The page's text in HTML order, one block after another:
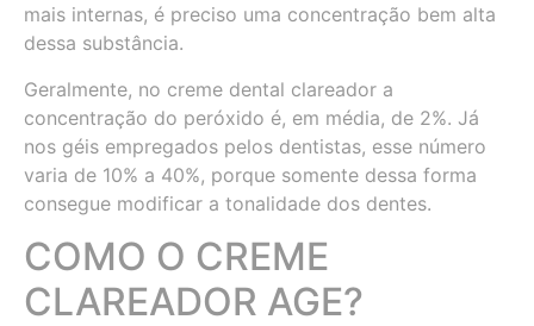
mais internas, é preciso uma concentração bem alta
dessa substância.
Geralmente, no creme dental clareador a
concentração do peróxido é, em média, de 2%. Já
nos géis empregados pelos dentistas, esse número
varia de 10% a 40%, porque somente dessa forma
consegue modificar a tonalidade dos dentes.
COMO O CREME
CLAREADOR AGE?